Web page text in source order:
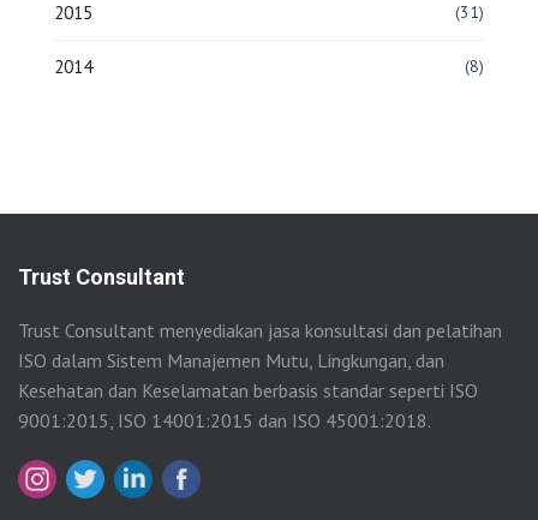
2015 (31)
2014 (8)
Trust Consultant
Trust Consultant menyediakan jasa konsultasi dan pelatihan
ISO dalam Sistem Manajemen Mutu, Lingkungan, dan
Kesehatan dan Keselamatan berbasis standar seperti ISO
9001:2015, ISO 14001:2015 dan ISO 45001:2018.